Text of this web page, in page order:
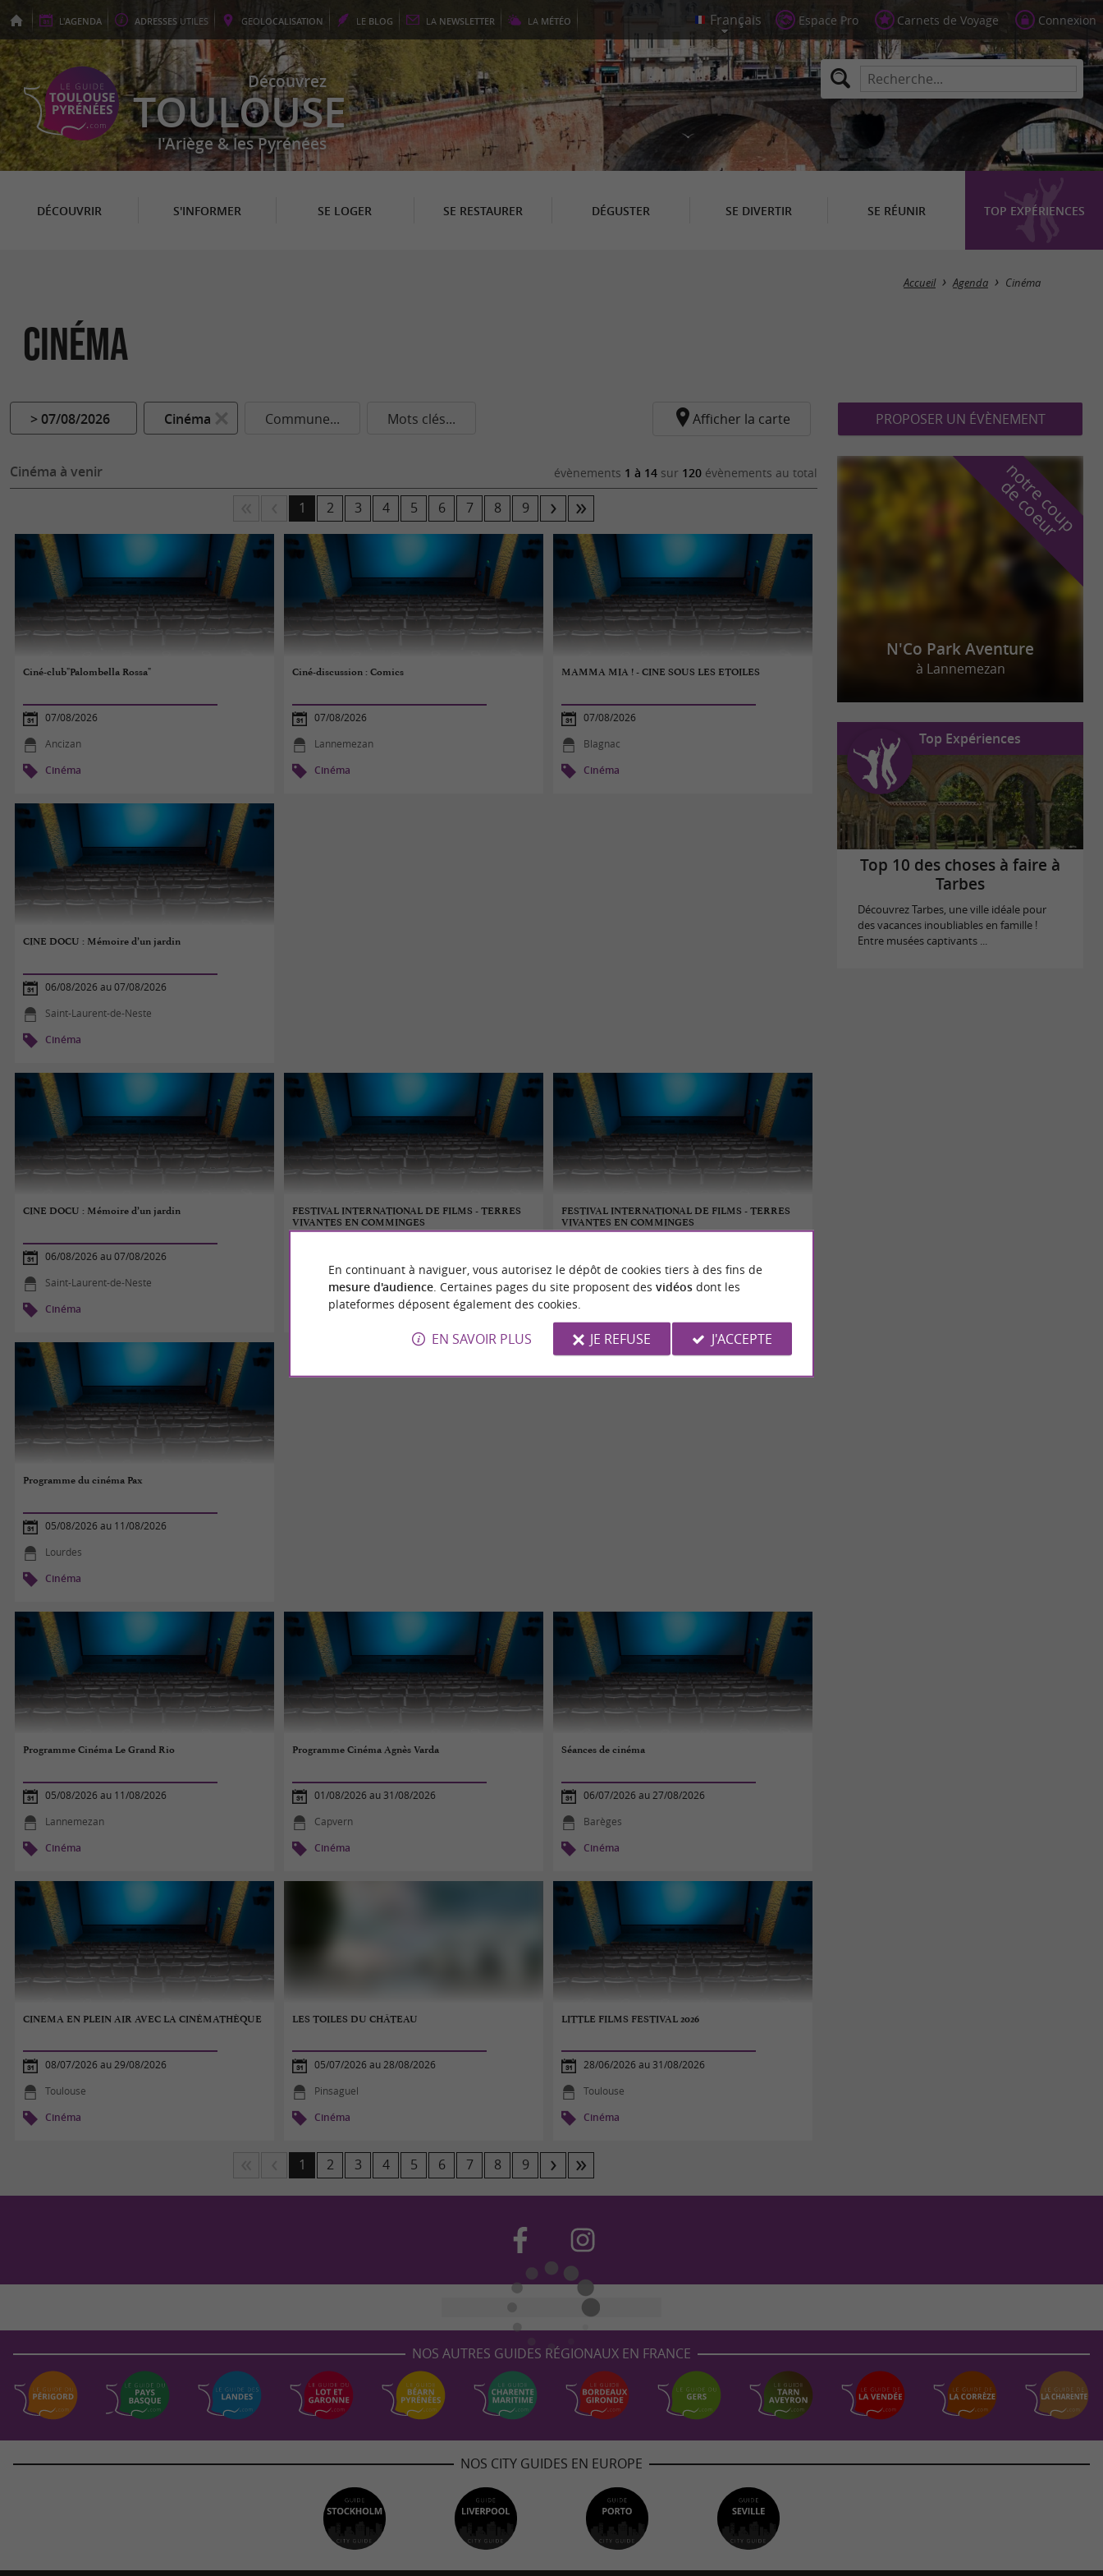
L'AGENDA ADRESSES UTILES GEOLOCALISATION LE BLOG LA NEWSLETTER LA MÉTÉO Espace Pro Carnets de Voyage Connexion
Découvrez
TOULOUSE
l'Ariège & les Pyrénées
DÉCOUVRIR S'INFORMER SE LOGER SE RESTAURER DÉGUSTER SE DIVERTIR SE RÉUNIR TOP EXPÉRIENCES
Masquer la carte
Accueil Agenda Cinéma
Cinéma
> 07/08/2026 Cinéma Commune... Mots clés... Afficher la carte
Cinéma à venir évènements 1 à 14 sur 120 évènements au total
1 2 3 4 5 6 7 8 9
Ciné-club"Palombella Rossa"
07/08/2026
Ancizan
Cinéma
Ciné-discussion : Comics
07/08/2026
Lannemezan
Cinéma
MAMMA MIA ! - CINE SOUS LES ETOILES
07/08/2026
Blagnac
Cinéma
CINE DOCU : Mémoire d’un jardin
06/08/2026 au 07/08/2026
Saint-Laurent-de-Neste
Cinéma
CINE DOCU : Mémoire d’un jardin
06/08/2026 au 07/08/2026
Saint-Laurent-de-Neste
Cinéma
FESTIVAL INTERNATIONAL DE FILMS - TERRES
VIVANTES EN COMMINGES
Soueich
Cinéma
FESTIVAL INTERNATIONAL DE FILMS - TERRES
VIVANTES EN COMMINGES
Soueich
Programme du cinéma Pax
05/08/2026 au 11/08/2026
Lourdes
Cinéma
Programme Cinéma Le Grand Rio
05/08/2026 au 11/08/2026
Lannemezan
Cinéma
Programme Cinéma Agnès Varda
01/08/2026 au 31/08/2026
Capvern
Cinéma
Séances de cinéma
06/07/2026 au 27/08/2026
Barèges
Cinéma
CINEMA EN PLEIN AIR AVEC LA CINÉMATHÈQUE
08/07/2026 au 29/08/2026
Toulouse
Cinéma
LES TOILES DU CHÂTEAU
05/07/2026 au 28/08/2026
Pinsaguel
Cinéma
LITTLE FILMS FESTIVAL 2026
28/06/2026 au 31/08/2026
Toulouse
Cinéma
1 2 3 4 5 6 7 8 9
PROPOSER UN ÉVÈNEMENT
n
o
t
r
e
c
o
u
p
d
e
c
o
e
u
r
N'Co Park Aventure
à Lannemezan
Top Expériences
Top 10 des choses à faire à
Tarbes
Découvrez Tarbes, une ville idéale pour
des vacances inoubliables en famille !
Entre musées captivants ...
NOS AUTRES GUIDES RÉGIONAUX EN FRANCE
NOS CITY GUIDES EN EUROPE
En continuant à naviguer, vous autorisez le dépôt de cookies tiers à des fins de
mesure d'audience. Certaines pages du site proposent des vidéosdont les
plateformes déposent également des cookies.
EN SAVOIR PLUS JE REFUSE J'ACCEPTE